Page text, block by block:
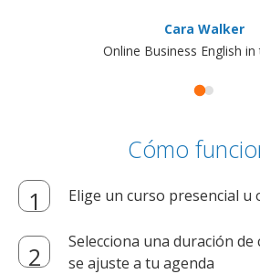
Cara Walker
Online Business English in
Cómo
Elige un curso presencial u
Selecciona una duración
se ajuste a tu agenda